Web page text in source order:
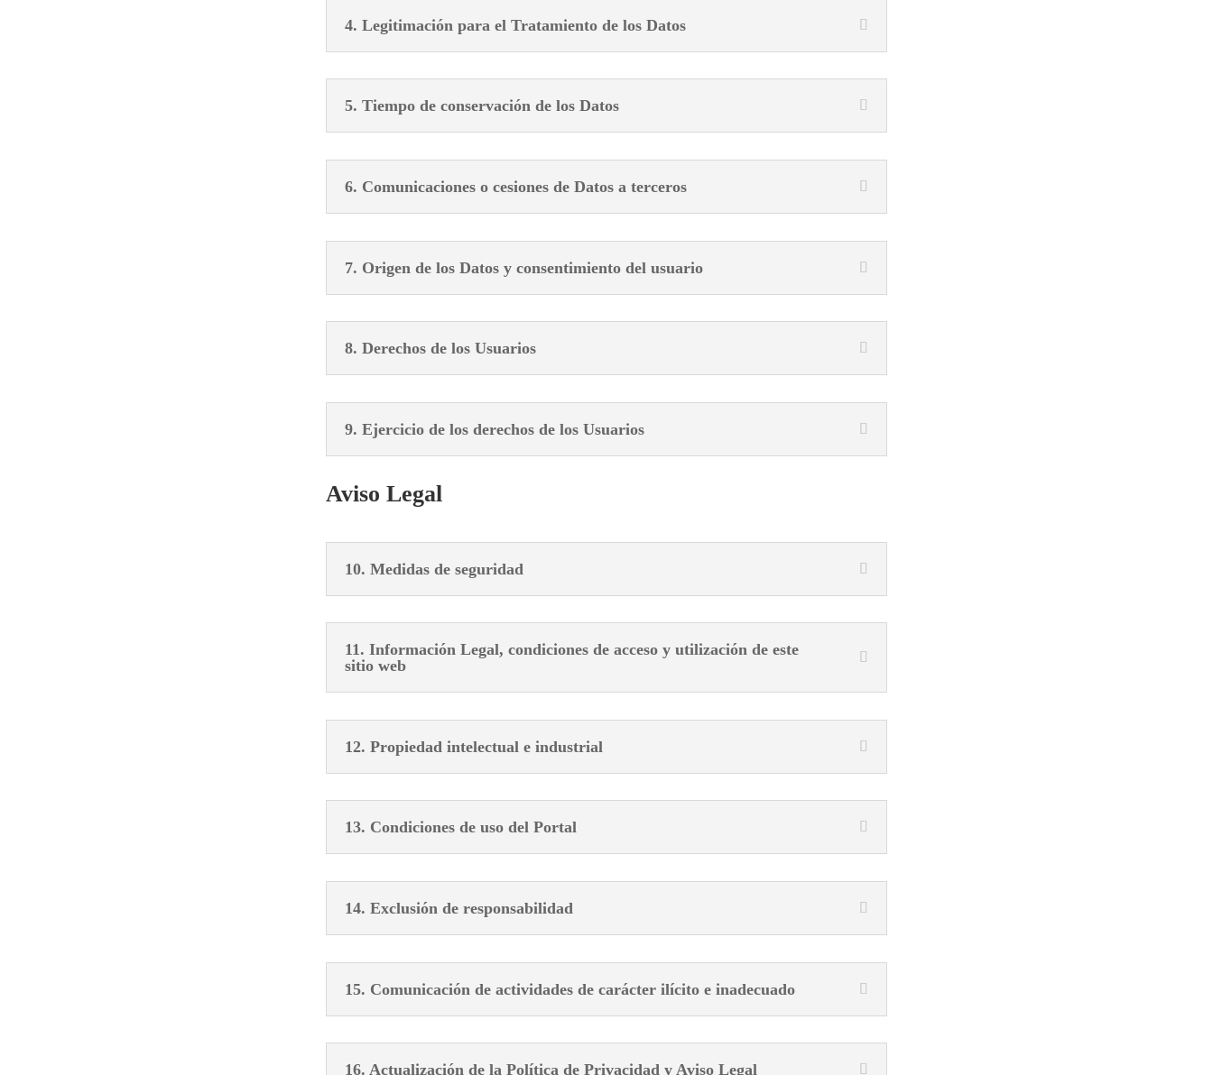
4. Legitimación para el Tratamiento de los Datos
5. Tiempo de conservación de los Datos
6. Comunicaciones o cesiones de Datos a terceros
7. Origen de los Datos y consentimiento del usuario
8. Derechos de los Usuarios
9. Ejercicio de los derechos de los Usuarios
Aviso Legal
10. Medidas de seguridad
11. Información Legal, condiciones de acceso y utilización de este
sitio web
12. Propiedad intelectual e industrial
13. Condiciones de uso del Portal
14. Exclusión de responsabilidad
15. Comunicación de actividades de carácter ilícito e inadecuado
16. Actualización de la Política de Privacidad y Aviso Legal